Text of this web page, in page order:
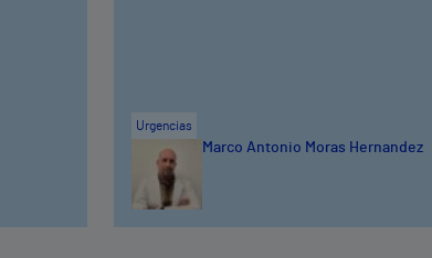
Urgencias
Marco Antonio Moras Hernandez